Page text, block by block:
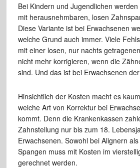
Bei Kindern und Jugendlichen
mit herausnehmbaren, losen
Diese Variante ist bei Erwachsenen
welche Grund auch immer. Viele
mit einer losen, nur nachts
nicht mehr korrigieren, wenn die
sind. Und das ist bei Erwachsenen
Hinsichtlich der Kosten macht es
welche Art von Korrektur bei
kommt. Denn die Krankenkassen
Zahnstellung nur bis zum 18.
Erwachsenen. Sowohl bei Alignern
Spangen muss mit Kosten im
gerechnet werden.